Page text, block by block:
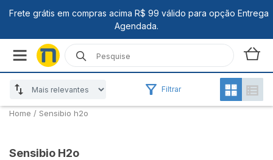
Filtrar
Home / Sensibio h2o
Sensibio H2o